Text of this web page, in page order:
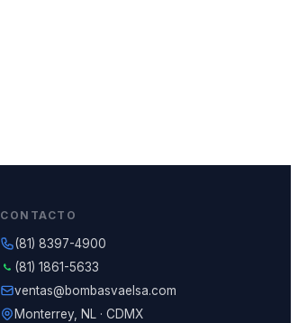
CONTACTO
(81) 8397-4900
(81) 1861-5633
ventas@bombasvaelsa.com
Monterrey, NL · CDMX